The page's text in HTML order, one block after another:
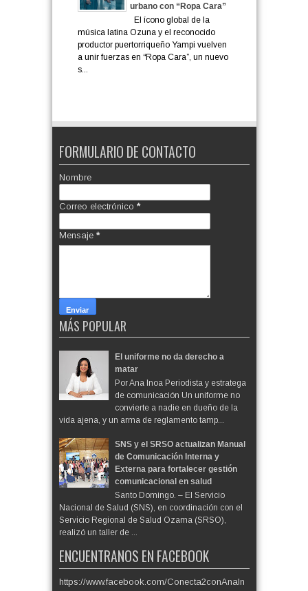
urbano con “Ropa Cara”
El ícono global de la
música latina Ozuna y el reconocido
productor puertorriqueño Yampi vuelven
a unir fuerzas en “Ropa Cara”, un nuevo
s...
FORMULARIO DE CONTACTO
Nombre
Correo electrónico *
Mensaje *
MÁS POPULAR
El uniforme no da derecho a
matar
Por Ana Inoa Periodista y estratega
de comunicación Un uniforme no
convierte a nadie en dueño de la
vida ajena, y un arma de reglamento tamp...
SNS y el SRSO actualizan Manual
de Comunicación Interna y
Externa para fortalecer gestión
comunicacional en salud
Santo Domingo. – El Servicio
Nacional de Salud (SNS), en coordinación con el
Servicio Regional de Salud Ozama (SRSO),
realizó un taller de ...
ENCUENTRANOS EN FACEBOOK
https://www.facebook.com/Conecta2conAnaIn